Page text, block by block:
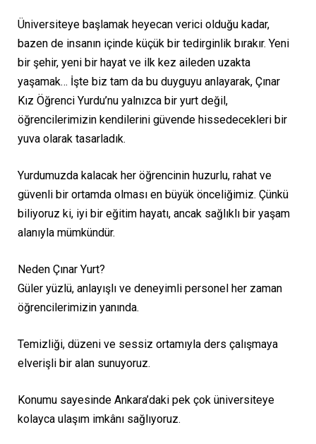
Üniversiteye başlamak heyecan verici olduğu kadar,
bazen de insanın içinde küçük bir tedirginlik bırakır. Yeni
bir şehir, yeni bir hayat ve ilk kez aileden uzakta
yaşamak… İşte biz tam da bu duyguyu anlayarak, Çınar
Kız Öğrenci Yurdu’nu yalnızca bir yurt değil,
öğrencilerimizin kendilerini güvende hissedecekleri bir
yuva olarak tasarladık.
Yurdumuzda kalacak her öğrencinin huzurlu, rahat ve
güvenli bir ortamda olması en büyük önceliğimiz. Çünkü
biliyoruz ki, iyi bir eğitim hayatı, ancak sağlıklı bir yaşam
alanıyla mümkündür.
Neden Çınar Yurt?
Güler yüzlü, anlayışlı ve deneyimli personel her zaman
öğrencilerimizin yanında.
Temizliği, düzeni ve sessiz ortamıyla ders çalışmaya
elverişli bir alan sunuyoruz.
Konumu sayesinde Ankara’daki pek çok üniversiteye
kolayca ulaşım imkânı sağlıyoruz.